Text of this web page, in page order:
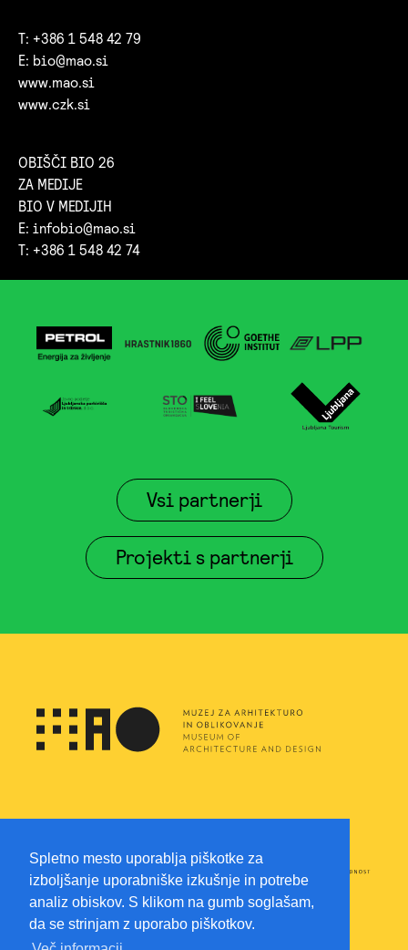
Spletno mesto uporablja piškotke za
izboljšanje uporabniške izkušnje in potrebe
analiz obiskov. S klikom na gumb soglašam,
da se strinjam z uporabo piškotkov.
T: +386 1 548 42 79
E: bio@mao.si
www.mao.si
www.czk.si
OBIŠČI BIO 26
ZA MEDIJE
BIO V MEDIJIH
E: infobio@mao.si
T: +386 1 548 42 74
Vsi partnerji
Projekti s partnerji